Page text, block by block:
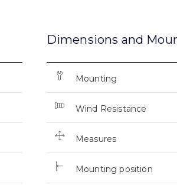
Dimensions and
Mounting
Wind Resistance
Measures
Mounting position